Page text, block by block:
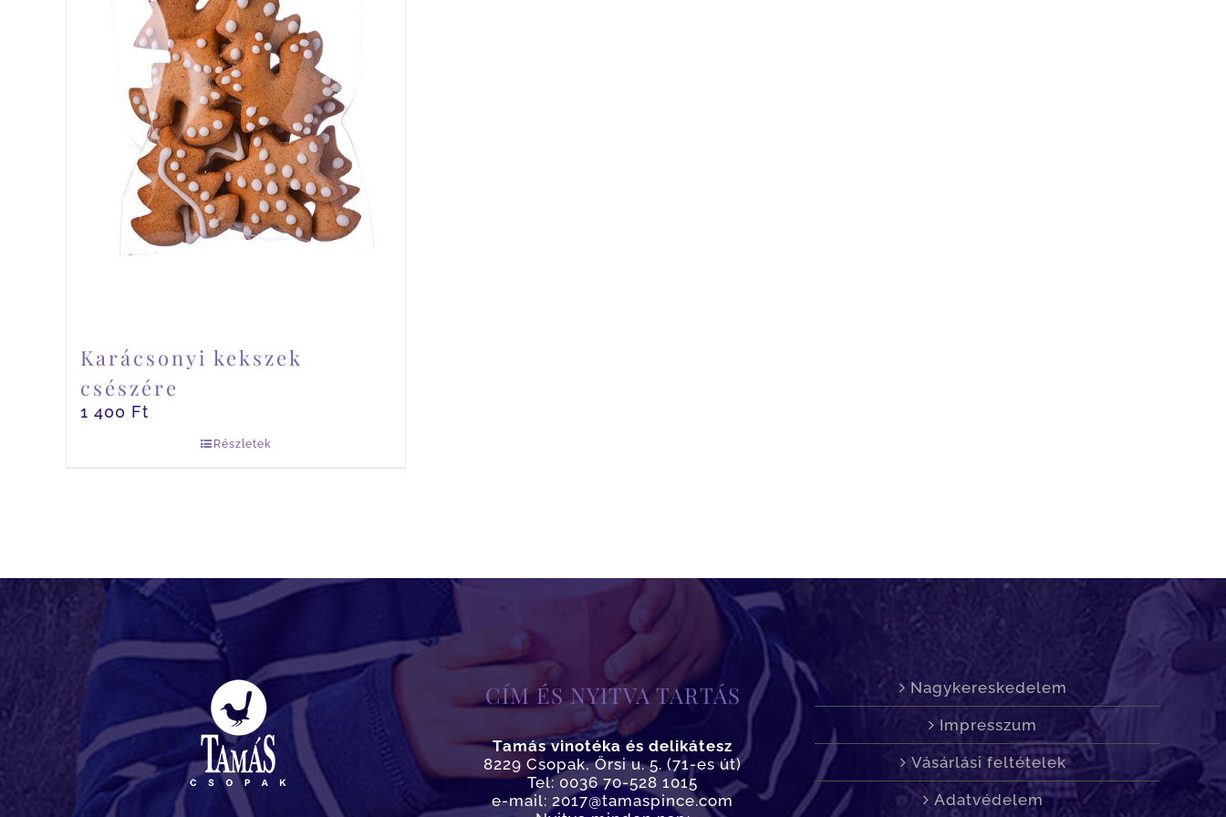
Karácsonyi kekszek
csészére
1 400 Ft
Részletek
CÍM ÉS NYITVA TARTÁS
Tamás vinotéka és delikátesz
8229 Csopak, Őrsi u. 5. (71-es út)
Tel: 0036 70-528 1015
e-mail: 2017@tamaspince.com
Nagykereskedelem
Impresszum
Vásárlási feltételek
Adatvédelem